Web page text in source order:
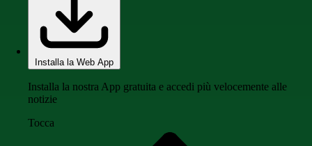
Installa la Web App
Installa la nostra App gratuita e accedi più velocemente alle
notizie
Tocca